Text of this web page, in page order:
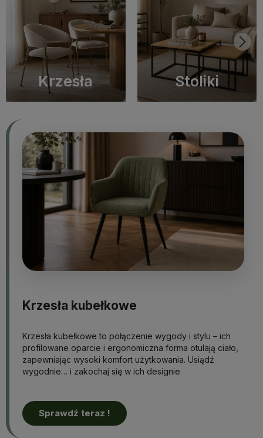
Krzesła Stoliki
Krzesła kubełkowe
Krzesła kubełkowe to połączenie wygody i stylu – ich
profilowane oparcie i ergonomiczna forma otulają ciało,
zapewniając wysoki komfort użytkowania. Usiądź
wygodnie… i zakochaj się w ich designie
Sprawdź teraz !